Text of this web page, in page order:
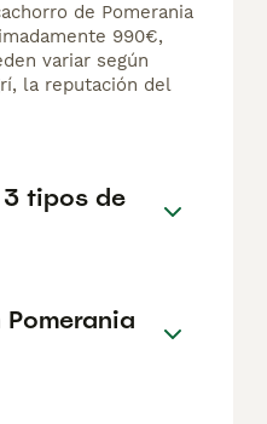
de Pomerania
990€,
variar según
la reputación del
tipos de